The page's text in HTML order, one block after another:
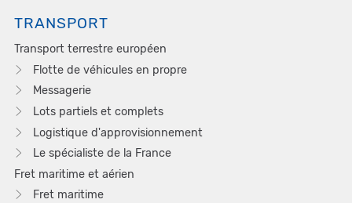
TRANSPORT
Transport terrestre européen
Flotte de véhicules en propre
Messagerie
Lots partiels et complets
Logistique d'approvisionnement
Le spécialiste de la France
Fret maritime et aérien
Fret maritime